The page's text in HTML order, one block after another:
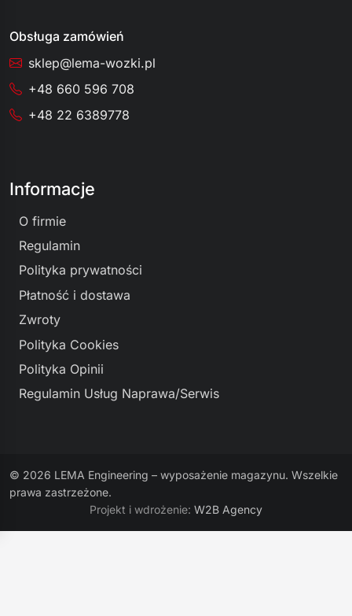
Obsługa zamówień
sklep@lema-wozki.pl
+48 660 596 708
+48 22 6389778
Informacje
O firmie
Regulamin
Polityka prywatności
Płatność i dostawa
Zwroty
Polityka Cookies
Polityka Opinii
Regulamin Usług Naprawa/Serwis
© 2026 LEMA Engineering – wyposażenie magazynu. Wszelkie
prawa zastrzeżone.
Projekt i wdrożenie: W2B Agency